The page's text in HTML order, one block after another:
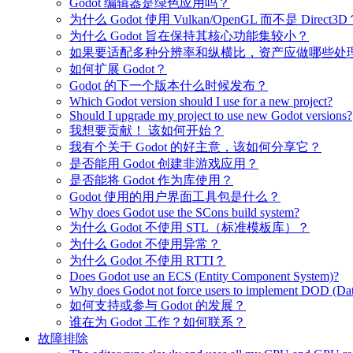
Godot 编辑器是绿色应用吗？
为什么 Godot 使用 Vulkan/OpenGL 而不是 Direct3D
为什么 Godot 旨在保持其核心功能集较小？
如果要适配多种分辨率和纵横比，资产应做哪些处
如何扩展 Godot？
Godot 的下一个版本什么时候发布？
Which Godot version should I use for a new project?
Should I upgrade my project to use new Godot versions?
我想要贡献！ 该如何开始？
我有个关于 Godot 的好主意，该如何分享它？
是否能用 Godot 创建非游戏应用？
是否能将 Godot 作为库使用？
Godot 使用的用户界面工具包是什么？
Why does Godot use the SCons build system?
为什么 Godot 不使用 STL（标准模板库）？
为什么 Godot 不使用异常？
为什么 Godot 不使用 RTTI？
Does Godot use an ECS (Entity Component System)?
Why does Godot not force users to implement DOD
如何支持或参与 Godot 的发展？
谁在为 Godot 工作？如何联系？
故障排除